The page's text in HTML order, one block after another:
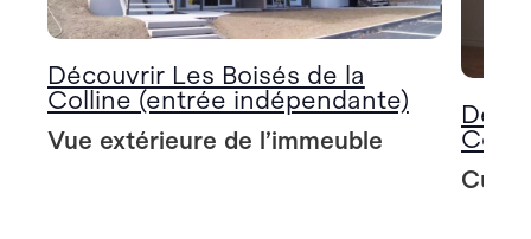
Découvrir Les Boisés de la
Colline (entrée indépendante)
Vue extérieure de l’immeuble